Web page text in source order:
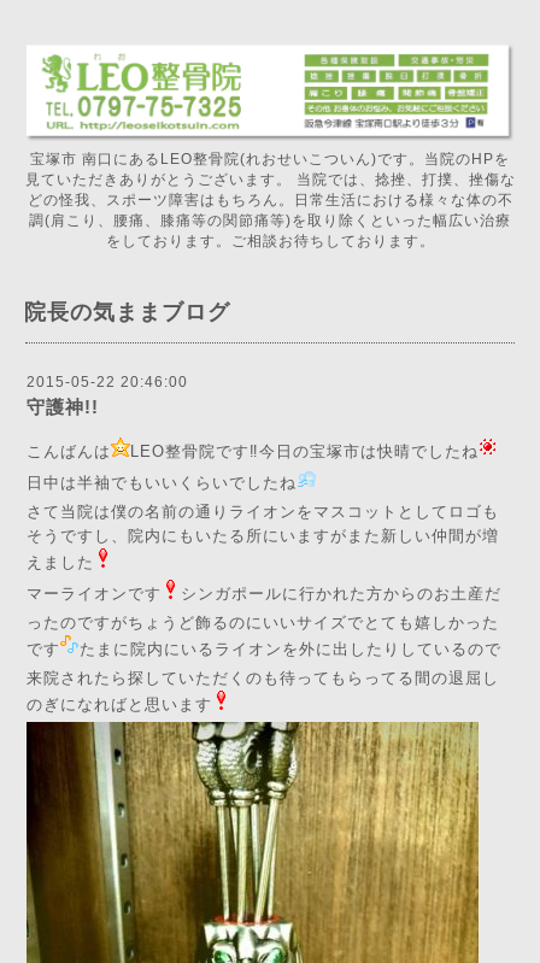
宝塚市 南口にあるLEO整骨院(れおせいこついん)です。当院のHPを
見ていただきありがとうございます。 当院では、捻挫、打撲、挫傷な
どの怪我、スポーツ障害はもちろん。日常生活における様々な体の不
調(肩こり、腰痛、膝痛等の関節痛等)を取り除くといった幅広い治療
をしております。ご相談お待ちしております。
院長の気ままブログ
2015-05-22 20:46:00
守護神!!
こんばんは
LEO整骨院です‼️今日の宝塚市は快晴でしたね
日中は半袖でもいいくらいでしたね
さて当院は僕の名前の通りライオンをマスコットとしてロゴも
そうですし、院内にもいたる所にいますがまた新しい仲間が増
えました
マーライオンです
シンガポールに行かれた方からのお土産だ
ったのですがちょうど飾るのにいいサイズでとても嬉しかった
です
たまに院内にいるライオンを外に出したりしているので
来院されたら探していただくのも待ってもらってる間の退屈し
のぎになればと思います